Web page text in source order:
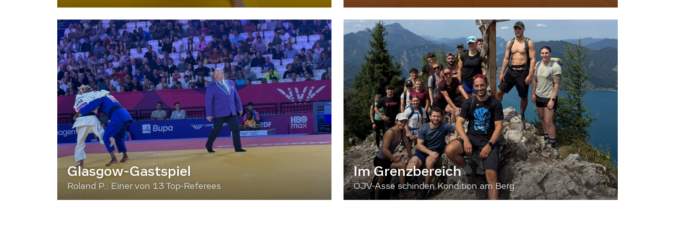
Glasgow-Gastspiel
Roland P.: Einer von 13 Top-Referees
Im Grenzbereich
ÖJV-Asse schinden Kondition am Berg